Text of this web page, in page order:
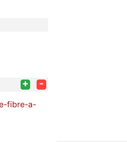
+ -
fibre-a-